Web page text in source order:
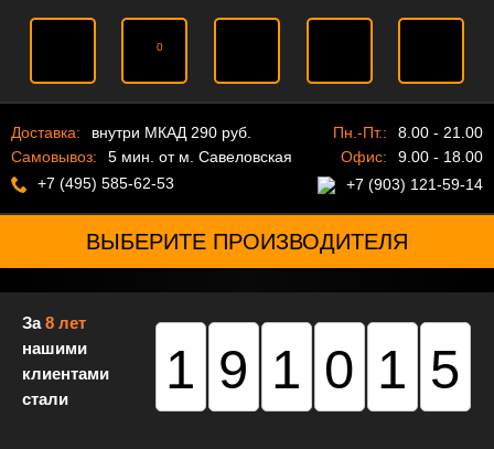
0
Доставка:
внутри МКАД 290 руб.
Самовывоз:
5 мин. от м. Савеловская
+7 (495) 585-62-53
Пн.-Пт.:
8.00 - 21.00
Офис:
9.00 - 18.00
+7 (903) 121-59-14
ВЫБЕРИТЕ ПРОИЗВОДИТЕЛЯ
За8 лет
нашими
клиентами
стали
191015